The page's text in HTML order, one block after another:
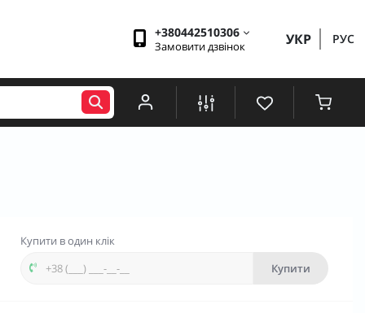
+380442510306
Замовити дзвінок УКР РУС
Купити в один клік
Купити